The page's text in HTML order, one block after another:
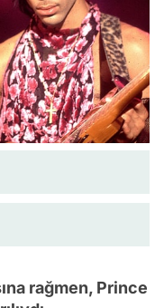
rağmen, Prince